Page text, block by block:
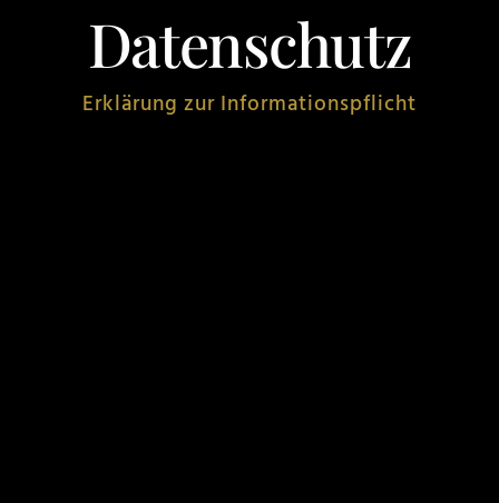
Datenschutz
Erklärung zur Informationspflicht